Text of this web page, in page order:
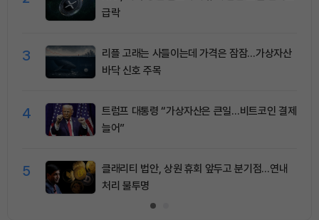
급락
3
리플 고래는 사들이는데 가격은 잠잠…가상자산
바닥 신호 주목
4
트럼프 대통령 “가상자산은 큰일…비트코인 결제
늘어”
5
클래리티 법안, 상원 휴회 앞두고 분기점…연내
처리 불투명